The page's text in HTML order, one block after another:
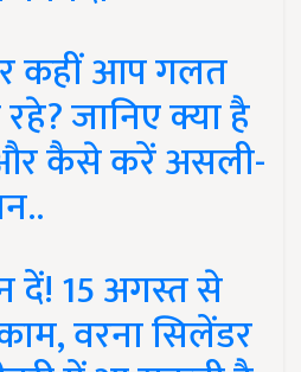
कहीं आप गलत
जानिए क्या है
कैसे करें असली-
दें! 15 अगस्त से
वरना सिलेंडर